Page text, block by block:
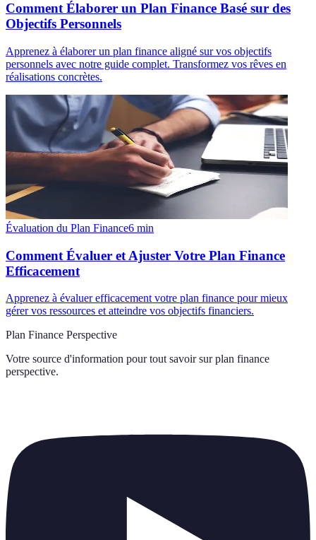
Comment Élaborer un Plan Finance Basé sur des
Objectifs Personnels
Apprenez à élaborer un plan finance aligné sur vos objectifs
personnels avec notre guide complet. Transformez vos rêves en
réalisations concrètes.
Évaluation du Plan Finance6 min
Comment Évaluer et Ajuster Votre Plan Finance
Efficacement
Apprenez à évaluer efficacement votre plan finance pour mieux
gérer vos ressources et atteindre vos objectifs financiers.
Plan Finance Perspective
Votre source d'information pour tout savoir sur plan finance
perspective.